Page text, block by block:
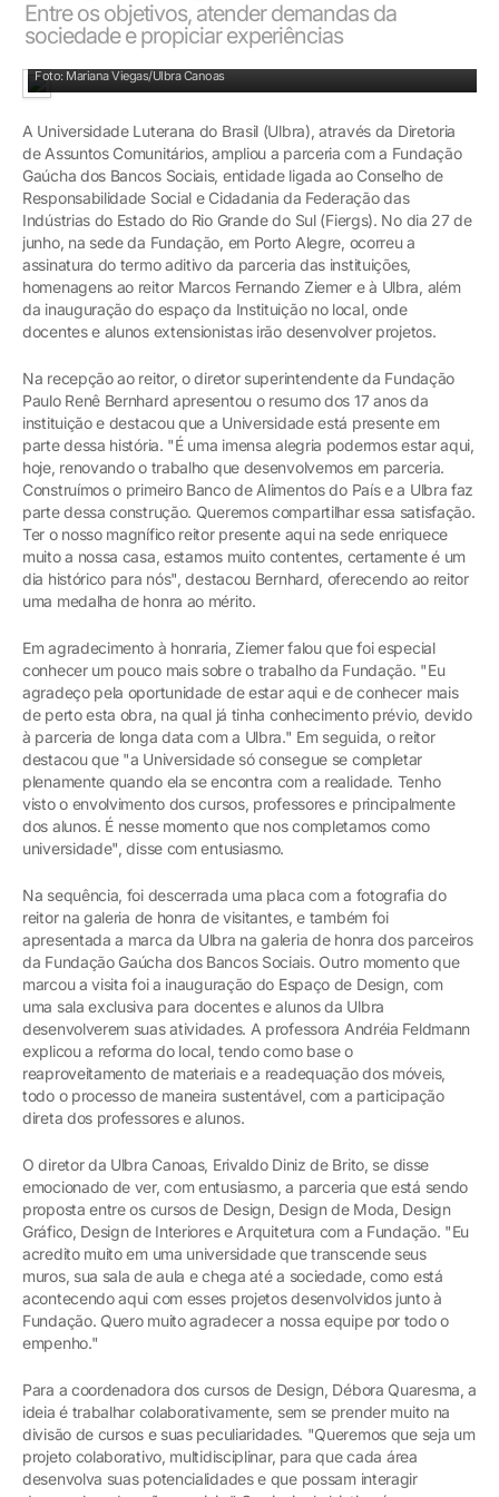
Entre os objetivos, atender demandas da
sociedade e propiciar experiências
Foto: Mariana Viegas/Ulbra Canoas
A Universidade Luterana do Brasil (Ulbra), através da Diretoria
de Assuntos Comunitários, ampliou a parceria com a Fundação
Gaúcha dos Bancos Sociais, entidade ligada ao Conselho de
Responsabilidade Social e Cidadania da Federação das
Indústrias do Estado do Rio Grande do Sul (Fiergs). No dia 27 de
junho, na sede da Fundação, em Porto Alegre, ocorreu a
assinatura do termo aditivo da parceria das instituições,
homenagens ao reitor Marcos Fernando Ziemer e à Ulbra, além
da inauguração do espaço da Instituição no local, onde
docentes e alunos extensionistas irão desenvolver projetos.
Na recepção ao reitor, o diretor superintendente da Fundação
Paulo Renê Bernhard apresentou o resumo dos 17 anos da
instituição e destacou que a Universidade está presente em
parte dessa história. "É uma imensa alegria podermos estar aqui,
hoje, renovando o trabalho que desenvolvemos em parceria.
Construímos o primeiro Banco de Alimentos do País e a Ulbra faz
parte dessa construção. Queremos compartilhar essa satisfação.
Ter o nosso magnífico reitor presente aqui na sede enriquece
muito a nossa casa, estamos muito contentes, certamente é um
dia histórico para nós", destacou Bernhard, oferecendo ao reitor
uma medalha de honra ao mérito.
Em agradecimento à honraria, Ziemer falou que foi especial
conhecer um pouco mais sobre o trabalho da Fundação. "Eu
agradeço pela oportunidade de estar aqui e de conhecer mais
de perto esta obra, na qual já tinha conhecimento prévio, devido
à parceria de longa data com a Ulbra." Em seguida, o reitor
destacou que "a Universidade só consegue se completar
plenamente quando ela se encontra com a realidade. Tenho
visto o envolvimento dos cursos, professores e principalmente
dos alunos. É nesse momento que nos completamos como
universidade", disse com entusiasmo.
Na sequência, foi descerrada uma placa com a fotografia do
reitor na galeria de honra de visitantes, e também foi
apresentada a marca da Ulbra na galeria de honra dos parceiros
da Fundação Gaúcha dos Bancos Sociais. Outro momento que
marcou a visita foi a inauguração do Espaço de Design, com
uma sala exclusiva para docentes e alunos da Ulbra
desenvolverem suas atividades. A professora Andréia Feldmann
explicou a reforma do local, tendo como base o
reaproveitamento de materiais e a readequação dos móveis,
todo o processo de maneira sustentável, com a participação
direta dos professores e alunos.
O diretor da Ulbra Canoas, Erivaldo Diniz de Brito, se disse
emocionado de ver, com entusiasmo, a parceria que está sendo
proposta entre os cursos de Design, Design de Moda, Design
Gráfico, Design de Interiores e Arquitetura com a Fundação. "Eu
acredito muito em uma universidade que transcende seus
muros, sua sala de aula e chega até a sociedade, como está
acontecendo aqui com esses projetos desenvolvidos junto à
Fundação. Quero muito agradecer a nossa equipe por todo o
empenho."
Para a coordenadora dos cursos de Design, Débora Quaresma, a
ideia é trabalhar colaborativamente, sem se prender muito na
divisão de cursos e suas peculiaridades. "Queremos que seja um
projeto colaborativo, multidisciplinar, para que cada área
desenvolva suas potencialidades e que possam interagir